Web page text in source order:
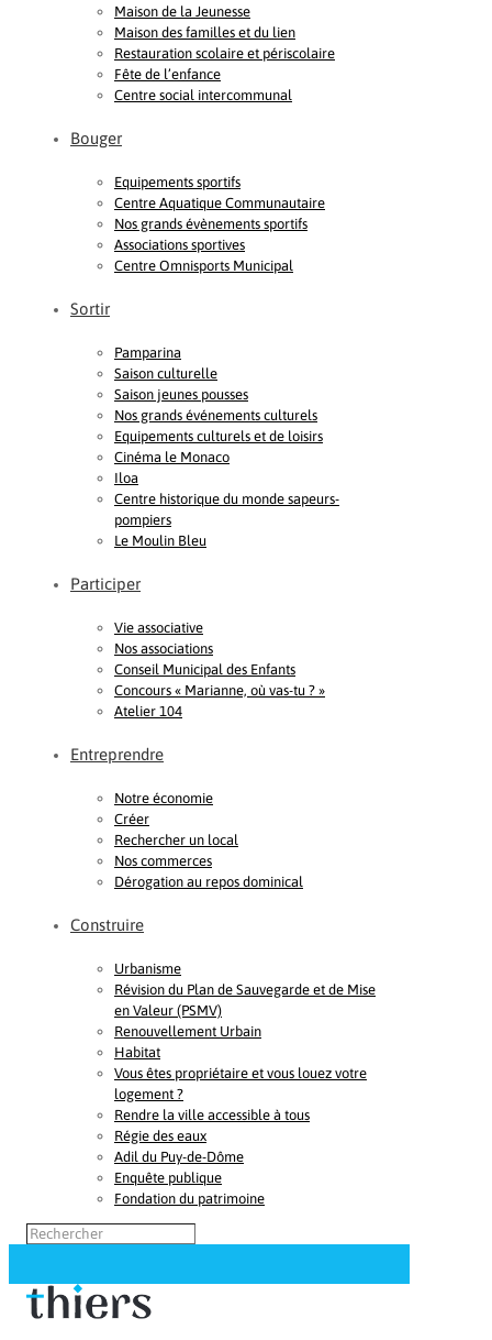
Maison de la Jeunesse
Maison des familles et du lien
Restauration scolaire et périscolaire
Fête de l’enfance
Centre social intercommunal
Bouger
Equipements sportifs
Centre Aquatique Communautaire
Nos grands évènements sportifs
Associations sportives
Centre Omnisports Municipal
Sortir
Pamparina
Saison culturelle
Saison jeunes pousses
Nos grands événements culturels
Equipements culturels et de loisirs
Cinéma le Monaco
Iloa
Centre historique du monde sapeurs-
pompiers
Le Moulin Bleu
Participer
Vie associative
Nos associations
Conseil Municipal des Enfants
Concours « Marianne, où vas-tu ? »
Atelier 104
Entreprendre
Notre économie
Créer
Rechercher un local
Nos commerces
Dérogation au repos dominical
Construire
Urbanisme
Révision du Plan de Sauvegarde et de Mise
en Valeur (PSMV)
Renouvellement Urbain
Habitat
Vous êtes propriétaire et vous louez votre
logement ?
Rendre la ville accessible à tous
Régie des eaux
Adil du Puy-de-Dôme
Enquête publique
Fondation du patrimoine